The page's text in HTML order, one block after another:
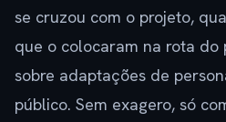
se cruzou com o projeto,
que o colocaram na rota do
sobre adaptações de
público. Sem exagero, só